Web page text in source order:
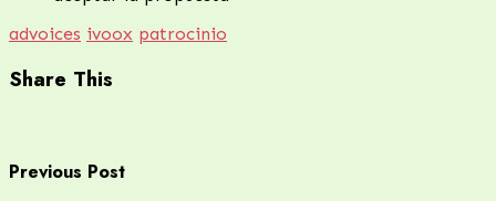
advoices ivoox patrocinio
Share This
Previous Post